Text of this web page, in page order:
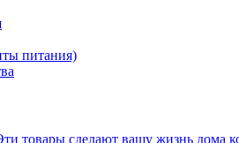
питания)
товары сделают вашу жизнь дома